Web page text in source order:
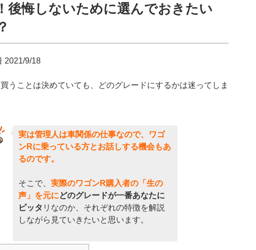
後悔しないために選んでおきたい
2021/9/18
うことは決めていても、どのグレードにするかは迷ってしま
実は管理人は車関係の仕事なので、ワゴ
ンRに乗っている方とお話しする機会もあ
るのです。
そこで、 実際のワゴンR購入者の「生の
声」を元にどのグレードが一番あなたに
ピッタ リなのか、それぞれの特徴を解説
しながら見ていきたいと思います。